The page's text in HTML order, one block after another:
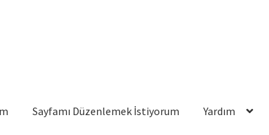
Sayfamı Düzenlemek İstiyorum Yardım